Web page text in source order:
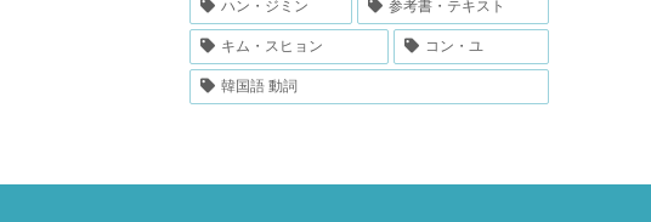
ハン・ジミン 参考書・テキスト
キム・スヒョン コン・ユ
韓国語 動詞